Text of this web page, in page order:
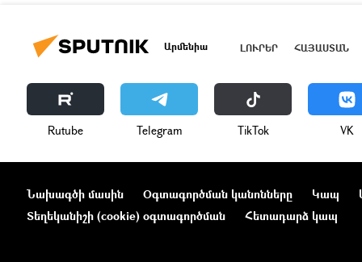
Արմենիա ԼՈՒՐԵՐ ՀԱՅԱՍՏԱՆ
Rutube Telegram ТikТоk VK
Նախագծի մասին Օգտագործման կանոնները Կապ
Տեղեկանիշի (cookie) օգտագործման
Հետադարձ կապ